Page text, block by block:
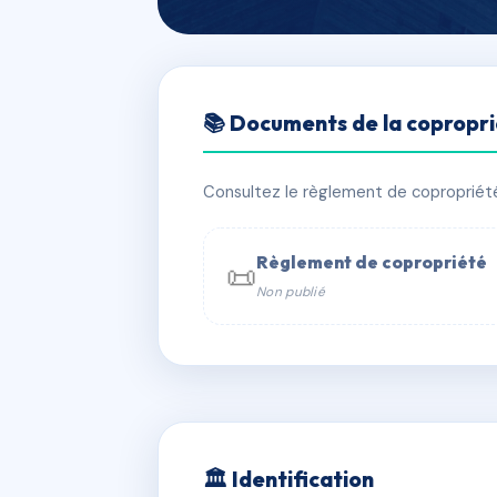
PASSAGE DU
📍 2B pas du quignon 92000
📞 Contacter Syndic Digital
📚 Documents de la
Consultez le règlement de
📜Règlement de copropriété
Non publié
🏛 Identification